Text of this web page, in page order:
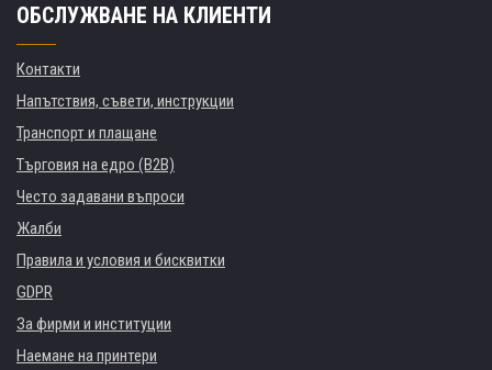
ОБСЛУЖВАНЕ НА КЛИЕНТИ
Контакти
Напътствия, съвети, инструкции
Транспорт и плащане
Търговия на едро (B2B)
Често задавани въпроси
Жалби
Правила и условия и бисквитки
GDPR
За фирми и институции
Наемане на принтери